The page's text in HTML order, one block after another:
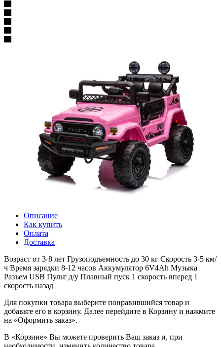
Описание
Как купить
Оплата
Доставка
Возраст от 3-8 лет Грузоподъемность до 30 кг Скорость 3-5 км/
ч Время зарядки 8-12 часов Аккумулятор 6V4Ah Музыка
Разъем USB Пульт д/у Плавный пуск 1 скорость вперед 1
скорость назад
Для покупки товара выберите понравившийся товар и
добавьте его в корзину. Далее перейдите в Корзину и нажмите
на «Оформить заказ».
В «Корзине» Вы можете проверить Ваш заказ и, при